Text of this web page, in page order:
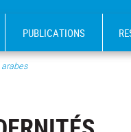
PUBLICATIONS